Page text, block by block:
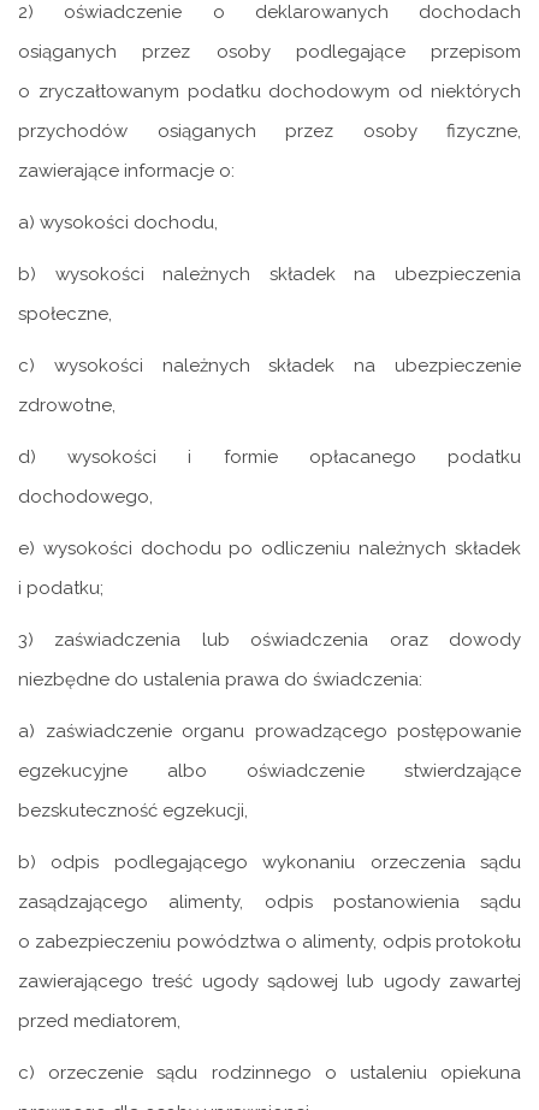
2) oświadczenie o deklarowanych dochodach
osiąganych przez osoby podlegające przepisom
o zryczałtowanym podatku dochodowym od niektórych
przychodów osiąganych przez osoby fizyczne,
zawierające informacje o:
a) wysokości dochodu,
b) wysokości należnych składek na ubezpieczenia
społeczne,
c) wysokości należnych składek na ubezpieczenie
zdrowotne,
d) wysokości i formie opłacanego podatku
dochodowego,
e) wysokości dochodu po odliczeniu należnych składek
i podatku;
3) zaświadczenia lub oświadczenia oraz dowody
niezbędne do ustalenia prawa do świadczenia:
a) zaświadczenie organu prowadzącego postępowanie
egzekucyjne albo oświadczenie stwierdzające
bezskuteczność egzekucji,
b) odpis podlegającego wykonaniu orzeczenia sądu
zasądzającego alimenty, odpis postanowienia sądu
o zabezpieczeniu powództwa o alimenty, odpis protokołu
zawierającego treść ugody sądowej lub ugody zawartej
przed mediatorem,
c) orzeczenie sądu rodzinnego o ustaleniu opiekuna